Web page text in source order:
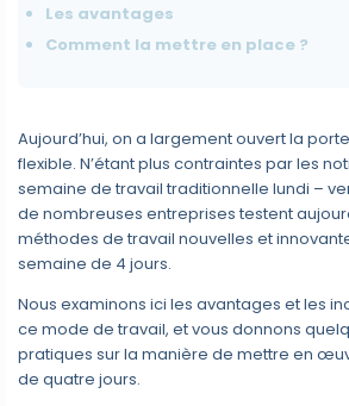
Les avantages
Comment la mettre en place ?
Aujourd’hui, on a largement ouvert la
flexible. N’étant plus contraintes par les
semaine de travail traditionnelle lundi –
de nombreuses entreprises testent
méthodes de travail nouvelles et
semaine de 4 jours.
Nous examinons ici les avantages et les
ce mode de travail, et vous donnons
pratiques sur la manière de mettre en
de quatre jours.